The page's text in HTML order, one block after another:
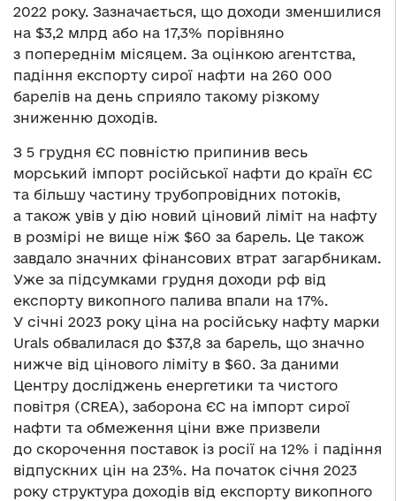
2022 року. Зазначається, що доходи зменшилися
на $3,2 млрд або на 17,3% порівняно
з попереднім місяцем. За оцінкою агентства,
падіння експорту сирої нафти на 260 000
барелів на день сприяло такому різкому
зниженню доходів.
З 5 грудня ЄС повністю припинив весь
морський імпорт російської нафти до країн ЄС
та більшу частину трубопровідних потоків,
а також увів у дію новий ціновий ліміт на нафту
в розмірі не вище ніж $60 за барель. Це також
завдало значних фінансових втрат загарбникам.
Уже за підсумками грудня доходи рф від
експорту викопного палива впали на 17%.
У січні 2023 року ціна на російську нафту марки
Urals обвалилася до $37,8 за барель, що значно
нижче від цінового ліміту в $60. За даними
Центру досліджень енергетики та чистого
повітря (CREA), заборона ЄС на імпорт сирої
нафти та обмеження ціни вже призвели
до скорочення поставок із росії на 12% і падіння
відпускних цін на 23%. На початок січня 2023
року структура доходів від експорту викопного